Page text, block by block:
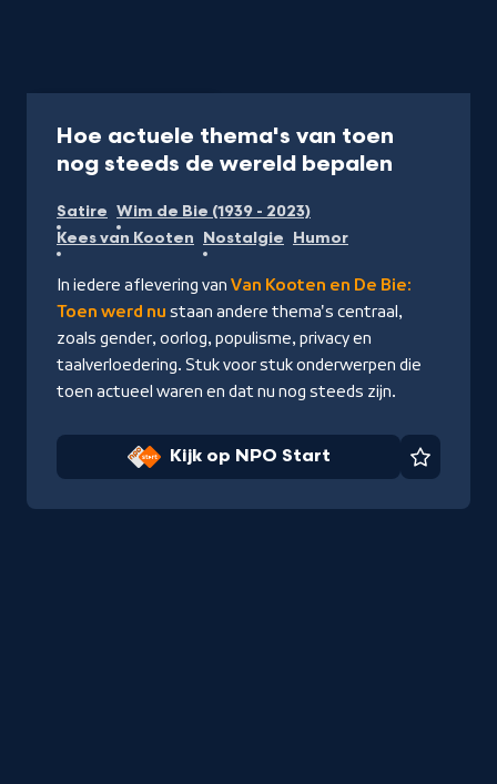
Hoe actuele thema's van toen
nog steeds de wereld bepalen
Start
Satire Wim de Bie (1939 - 2023)
Kees van Kooten Nostalgie Humor
In iedere aflevering van Van Kooten en De Bie:
Toen werd nu staan andere thema's centraal,
zoals gender, oorlog, populisme, privacy en
taalverloedering. Stuk voor stuk onderwerpen die
toen actueel waren en dat nu nog steeds zijn.
Kijk op NPO Start